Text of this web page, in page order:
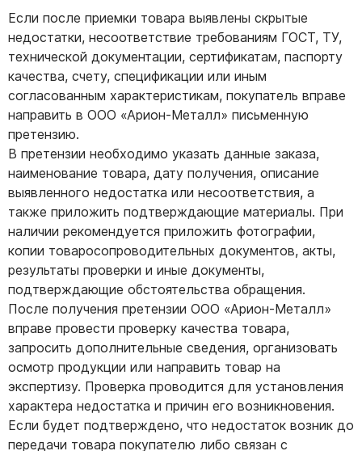
Если после приемки товара выявлены скрытые
недостатки, несоответствие требованиям ГОСТ, ТУ,
технической документации, сертификатам, паспорту
качества, счету, спецификации или иным
согласованным характеристикам, покупатель вправе
направить в ООО «Арион-Металл» письменную
претензию.
В претензии необходимо указать данные заказа,
наименование товара, дату получения, описание
выявленного недостатка или несоответствия, а
также приложить подтверждающие материалы. При
наличии рекомендуется приложить фотографии,
копии товаросопроводительных документов, акты,
результаты проверки и иные документы,
подтверждающие обстоятельства обращения.
После получения претензии ООО «Арион-Металл»
вправе провести проверку качества товара,
запросить дополнительные сведения, организовать
осмотр продукции или направить товар на
экспертизу. Проверка проводится для установления
характера недостатка и причин его возникновения.
Если будет подтверждено, что недостаток возник до
передачи товара покупателю либо связан с